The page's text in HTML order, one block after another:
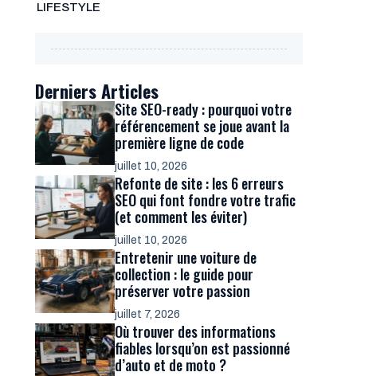
LIFESTYLE
Derniers Articles
Site SEO-ready : pourquoi votre
référencement se joue avant la
première ligne de code
juillet 10, 2026
Refonte de site : les 6 erreurs
SEO qui font fondre votre trafic
(et comment les éviter)
juillet 10, 2026
Entretenir une voiture de
collection : le guide pour
préserver votre passion
juillet 7, 2026
Où trouver des informations
fiables lorsqu’on est passionné
d’auto et de moto ?